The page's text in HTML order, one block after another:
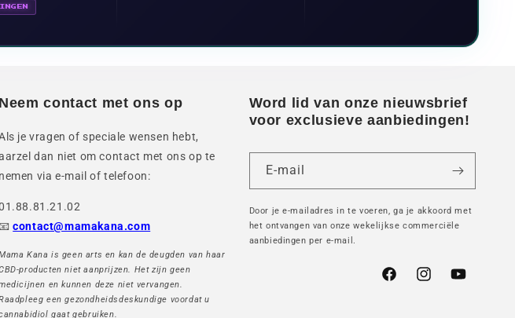
Neem contact met ons op
je vragen of speciale wensen hebt,
dan niet om contact met ons op te
nemen via e-mail of telefoon:
📧contact@mamakana.com
Kana is geen arts en kan de deugden van haar
producten niet aanprijzen. Het zijn geen
en kunnen deze niet vervangen.
een gezondheidsdeskundige voordat u
gaat gebruiken.
Word lid van onze nieuwsbrief
voor exclusieve aanbiedingen!
E-mail
Door je e-mailadres in te voeren, ga je akkoord met
het ontvangen van onze wekelijkse commerciële
aanbiedingen per e-mail.
FacebookInstagramYouTube